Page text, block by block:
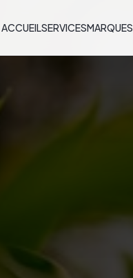
ACCUEILSERVICESMARQUES